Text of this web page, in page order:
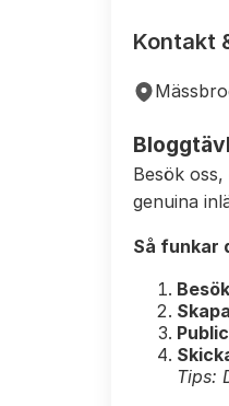
Kontakt
Besök
genuina
Så funkar
Tips: